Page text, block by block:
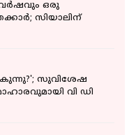
വർഷവും ഒരു
സിയാലിന്
സുവിശേഷ
വി ഡി